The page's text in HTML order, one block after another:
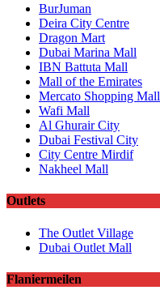
BurJuman
Deira City Centre
Dragon Mart
Dubai Marina Mall
IBN Battuta Mall
Mall of the Emirates
Mercato Shopping Mall
Wafi Mall
Al Ghurair City
Dubai Festival City
City Centre Mirdif
Nakheel Mall
Outlets
The Outlet Village
Dubai Outlet Mall
Flaniermeilen